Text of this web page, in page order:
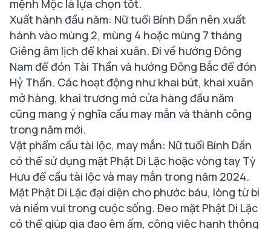
mệnh Mộc là lựa chọn tốt.
Xuất hành đầu năm: Nữ tuổi Bính Dần nên xuất
hành vào mùng 2, mùng 4 hoặc mùng 7 tháng
Giêng âm lịch để khai xuân. Đi về hướng Đông
Nam để đón Tài Thần và hướng Đông Bắc để đón
Hỷ Thần. Các hoạt động như khai bút, khai xuân
mở hàng, khai trương mở cửa hàng đầu năm
cũng mang ý nghĩa cầu may mắn và thành công
trong năm mới.
Vật phẩm cầu tài lộc, may mắn: Nữ tuổi Bính Dần
có thể sử dụng mặt Phật Di Lặc hoặc vòng tay Tỳ
Hưu để cầu tài lộc và may mắn trong năm 2024.
Mặt Phật Di Lặc đại diện cho phước báu, lòng từ bi
và niềm vui trong cuộc sống. Đeo mặt Phật Di Lặc
có thể giúp gia đạo êm ấm, công việc hanh thông